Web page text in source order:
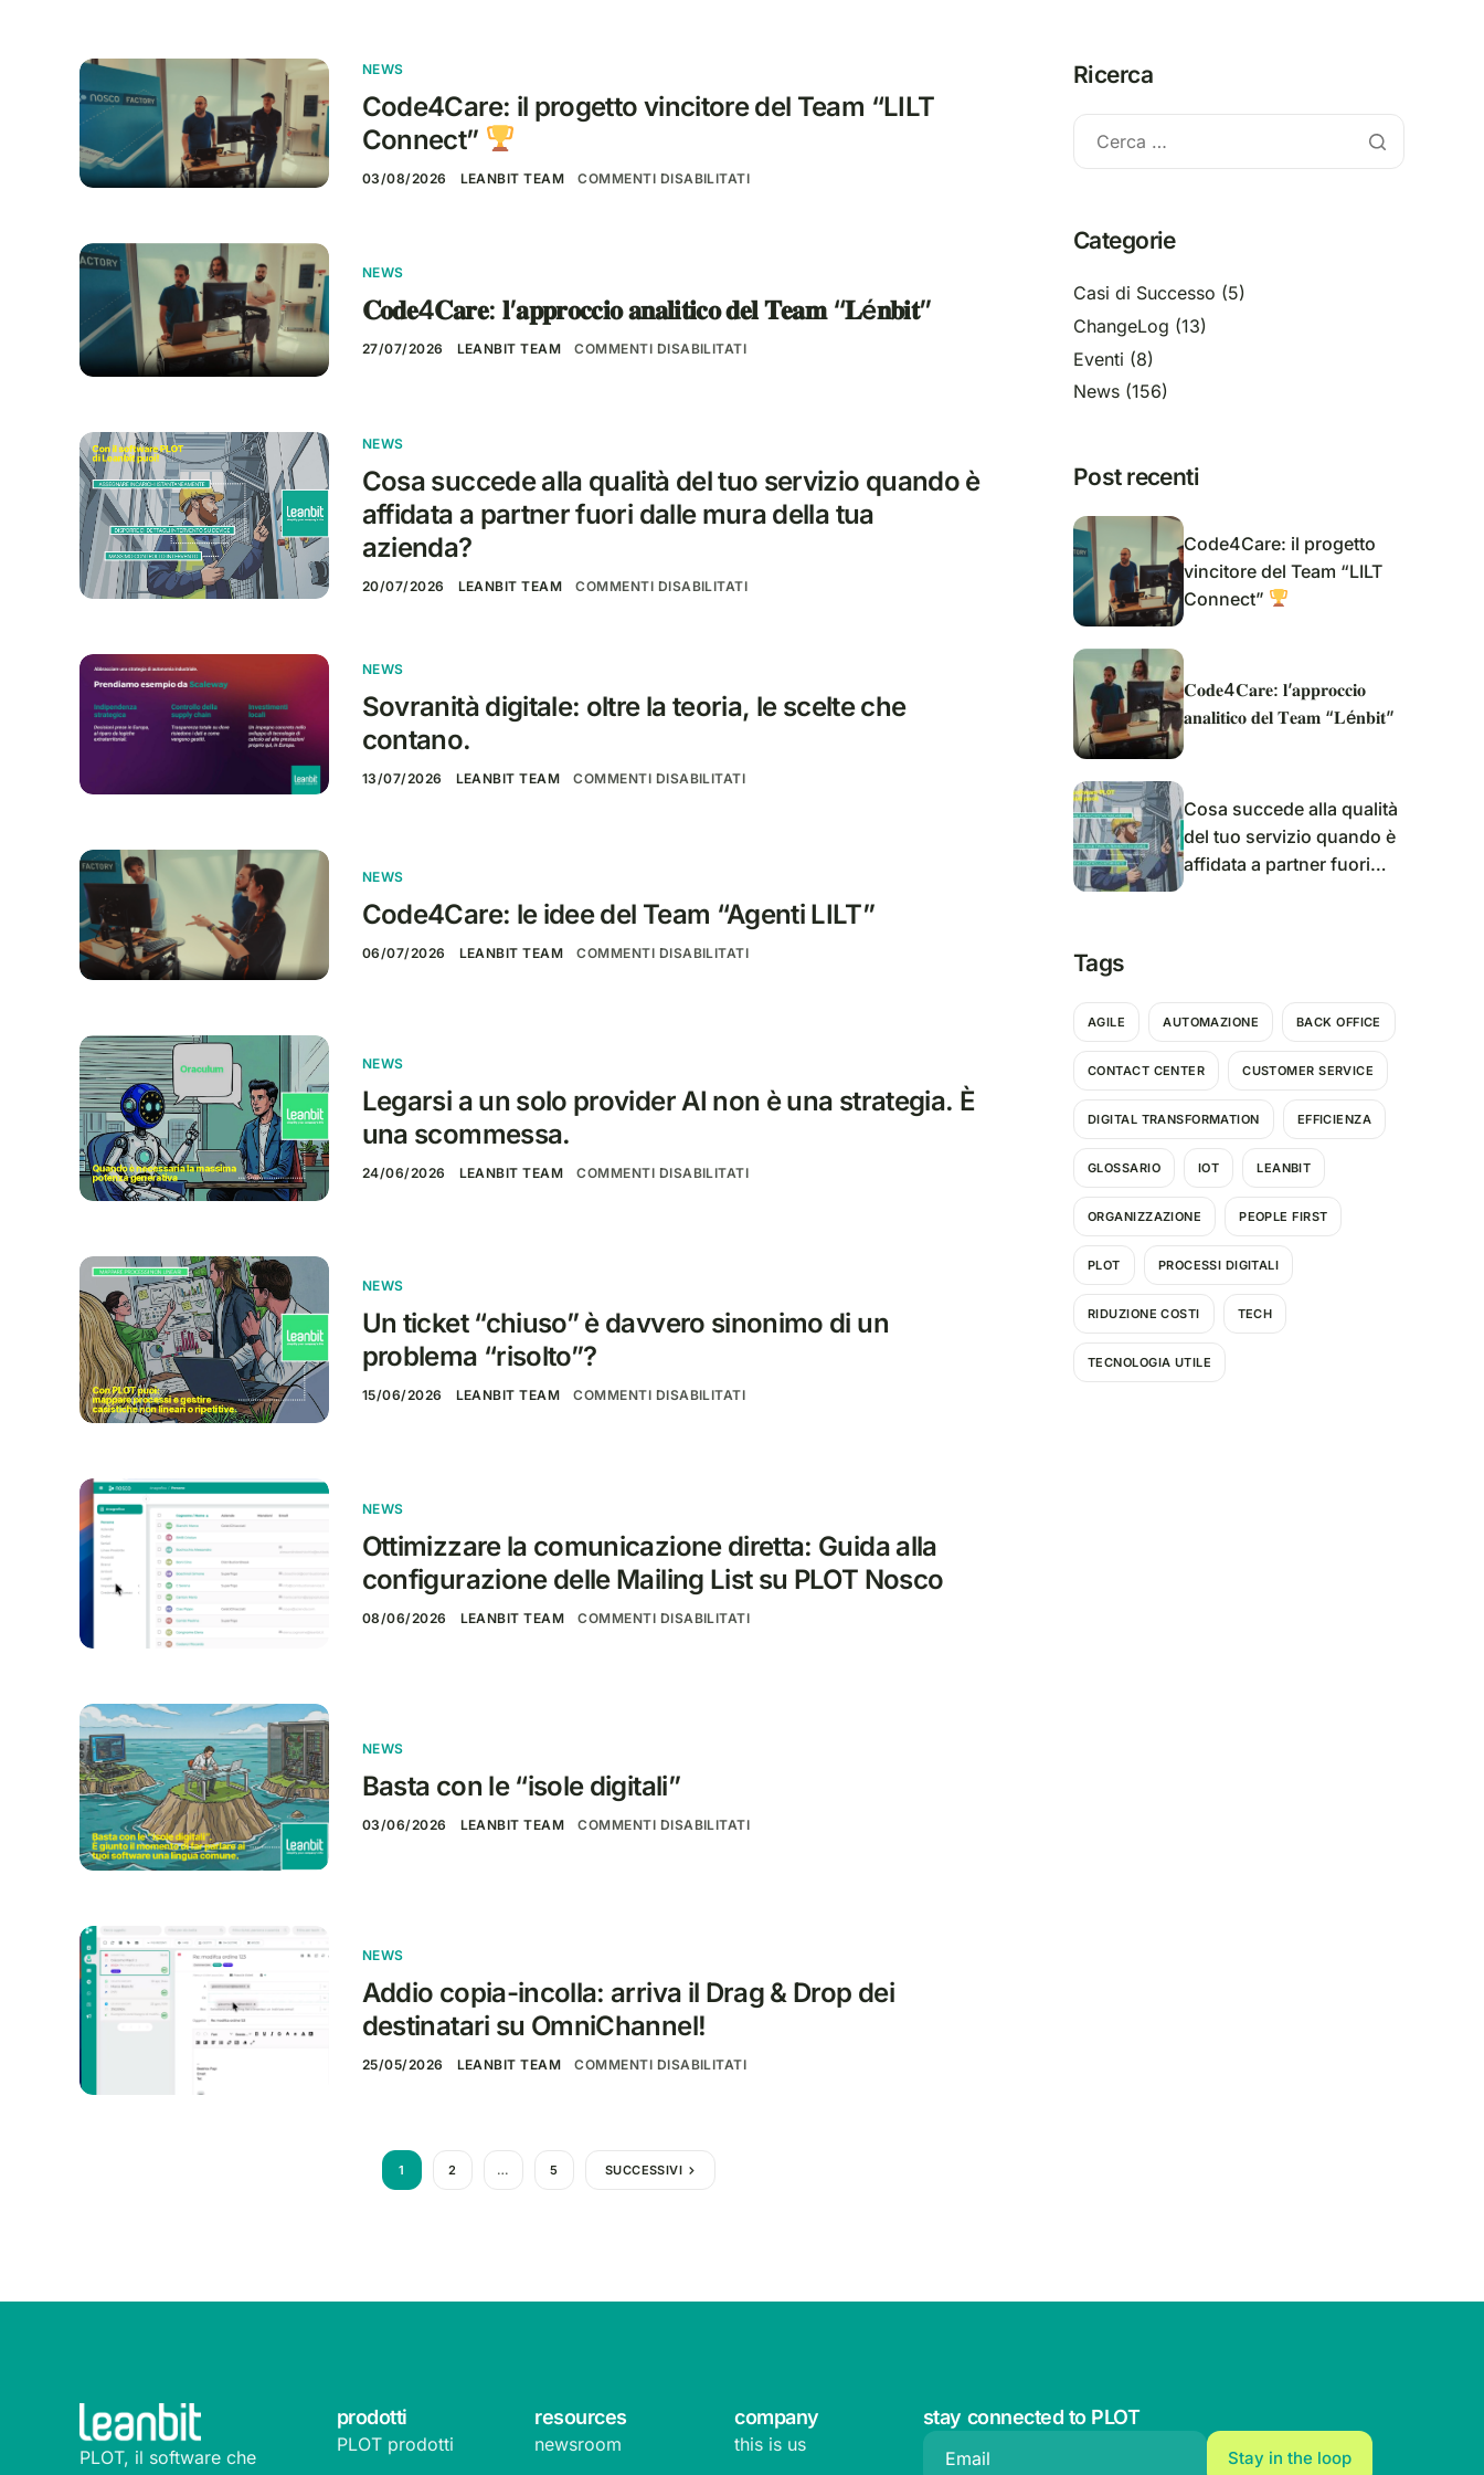
NEWS
Code4Care: il progetto vincitore del Team “LILT
Connect”
03/08/2026 LEANBIT TEAM COMMENTI DISABILITATI
NEWS
𝐂𝐨𝐝𝐞4𝐂𝐚𝐫𝐞: 𝐥’𝐚𝐩𝐩𝐫𝐨𝐜𝐜𝐢𝐨 𝐚𝐧𝐚𝐥𝐢𝐭𝐢𝐜𝐨 𝐝𝐞𝐥 𝐓𝐞𝐚𝐦 “𝐋é𝐧𝐛𝐢𝐭”
27/07/2026 LEANBIT TEAM COMMENTI DISABILITATI
NEWS
Cosa succede alla qualità del tuo servizio quando è
affidata a partner fuori dalle mura della tua
azienda?
20/07/2026 LEANBIT TEAM COMMENTI DISABILITATI
NEWS
Sovranità digitale: oltre la teoria, le scelte che
contano.
13/07/2026 LEANBIT TEAM COMMENTI DISABILITATI
NEWS
Code4Care: le idee del Team “Agenti LILT”
06/07/2026 LEANBIT TEAM COMMENTI DISABILITATI
NEWS
Legarsi a un solo provider AI non è una strategia. È
una scommessa.
24/06/2026 LEANBIT TEAM COMMENTI DISABILITATI
NEWS
Un ticket “chiuso” è davvero sinonimo di un
problema “risolto”?
15/06/2026 LEANBIT TEAM COMMENTI DISABILITATI
NEWS
Ottimizzare la comunicazione diretta: Guida alla
configurazione delle Mailing List su PLOT Nosco
08/06/2026 LEANBIT TEAM COMMENTI DISABILITATI
NEWS
Basta con le “isole digitali”
03/06/2026 LEANBIT TEAM COMMENTI DISABILITATI
NEWS
Addio copia-incolla: arriva il Drag & Drop dei
destinatari su OmniChannel!
25/05/2026 LEANBIT TEAM COMMENTI DISABILITATI
1 2 … 5 SUCCESSIVI
Ricerca
Categorie
Casi di Successo (5)
ChangeLog (13)
Eventi (8)
News (156)
Post recenti
Code4Care: il progetto
vincitore del Team “LILT
Connect”
𝐂𝐨𝐝𝐞4𝐂𝐚𝐫𝐞: 𝐥’𝐚𝐩𝐩𝐫𝐨𝐜𝐜𝐢𝐨
𝐚𝐧𝐚𝐥𝐢𝐭𝐢𝐜𝐨 𝐝𝐞𝐥 𝐓𝐞𝐚𝐦 “𝐋é𝐧𝐛𝐢𝐭”
Cosa succede alla qualità
del tuo servizio quando è
affidata a partner fuori
Tags
AGILE AUTOMAZIONE BACK OFFICE
CONTACT CENTER CUSTOMER SERVICE
DIGITAL TRANSFORMATION EFFICIENZA
GLOSSARIO IOT LEANBIT
ORGANIZZAZIONE PEOPLE FIRST
PLOT PROCESSI DIGITALI
RIDUZIONE COSTI TECH
TECNOLOGIA UTILE
PLOT, il software che
prodotti
PLOT prodotti
resources
newsroom
company
this is us
stay connected to PLOT
Email